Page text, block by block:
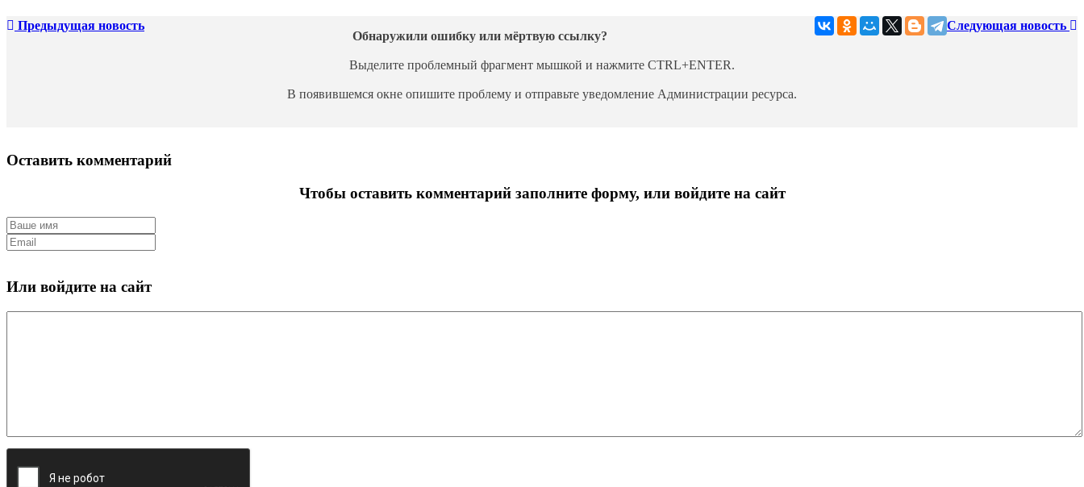
Предыдущая новость Следующая новость
Обнаружили ошибку или мёртвую ссылку?
Выделите проблемный фрагмент мышкой и нажмите CTRL+ENTER.
В появившемся окне опишите проблему и отправьте уведомление Администрации ресурса.
Оставить комментарий
Чтобы оставить комментарий заполните форму, или войдите на сайт
Или войдите на сайт